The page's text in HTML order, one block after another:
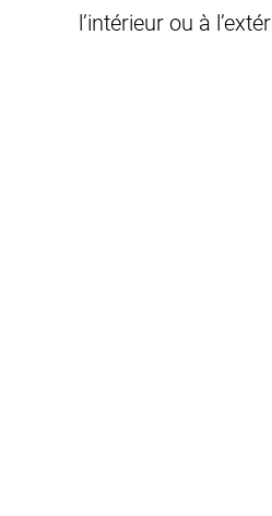
l’intérieur ou à